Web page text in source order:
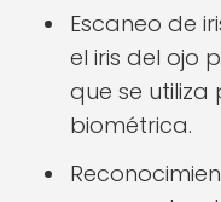
Escaneo de
el iris del ojo
que se
biométrica.